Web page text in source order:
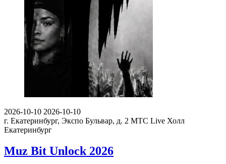
2026-10-10 2026-10-10
г. Екатеринбург, Экспо Бульвар, д. 2 МТС Live Холл
Екатеринбург
Muz Bit Unlock 2026